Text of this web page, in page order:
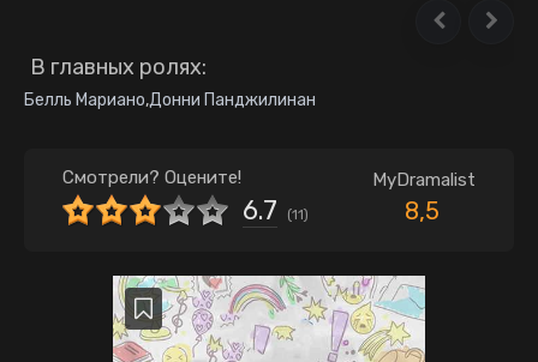
В главных ролях:
Белль Мариано,Донни Панджилинан
Смотрели? Оцените!
6.7 (11)
MyDramalist
8,5